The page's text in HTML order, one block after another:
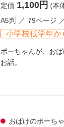
定価 1,100円 (本
A5判
79ページ
小学校低学年か
ポーちゃんが、お
お話。
おばけのポーち